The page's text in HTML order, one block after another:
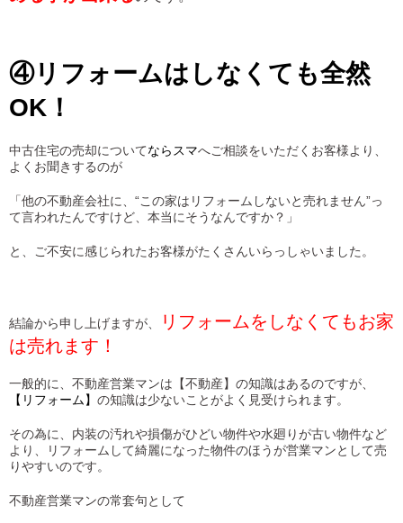
④リフォームはしなくても全然
OK！
中古住宅の売却についてならスマへご相談をいただくお客様より、
よくお聞きするのが
「他の不動産会社に、“この家はリフォームしないと売れません”っ
て言われたんですけど、本当にそうなんですか？」
と、ご不安に感じられたお客様がたくさんいらっしゃいました。
結論から申し上げますが、
リフォームをしなくてもお家
は売れます！
一般的に、不動産営業マンは【不動産】の知識はあるのですが、
【リフォーム】 の知識は少ないことがよく見受けられます。
その為に、内装の汚れや損傷がひどい物件や水廻りが古い物件など
より、リフォームして綺麗になった物件のほうが営業マンとして売
りやすいのです。
不動産営業マンの常套句として